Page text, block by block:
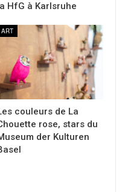
HfG à Karlsruhe
ART
couleurs de La
rose, stars du
der Kulturen